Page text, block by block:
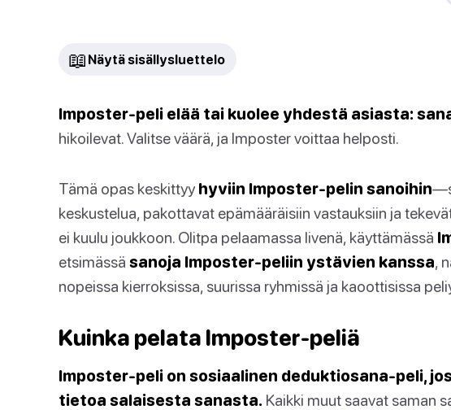
📖 Näytä sisällysluettelo
Imposter-peli elää tai kuolee yhdestä asiasta:
hikoilevat. Valitse väärä, ja Imposter voittaa helposti.
Tämä opas keskittyy hyviin Imposter-pelin sanoihin
keskustelua, pakottavat epämääräisiin vastauksiin ja
ei kuulu joukkoon. Olitpa pelaamassa livenä, käyttämässä
etsimässä sanoja Imposter-peliin ystävien kanssa,
nopeissa kierroksissa, suurissa ryhmissä ja kaoottisissa
Kuinka pelata Imposter-peliä
Imposter-peli on sosiaalinen deduktiosana-peli,
tietoa salaisesta sanasta. Kaikki muut saavat saman